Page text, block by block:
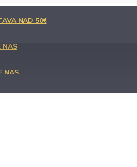
NAD 50€
NAS
NAS